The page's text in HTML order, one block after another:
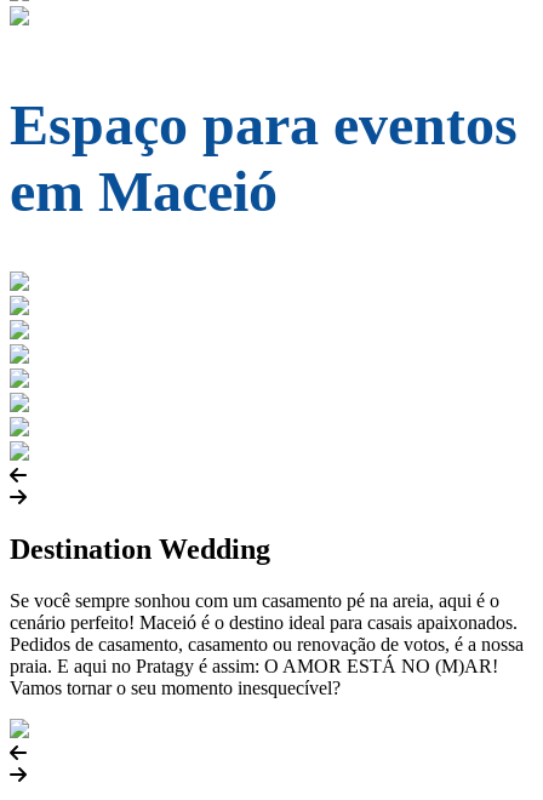
Espaço para eventos
em Maceió
Destination Wedding
Se você sempre sonhou com um casamento pé na areia, aqui é o
cenário perfeito! Maceió é o destino ideal para casais apaixonados.
Pedidos de casamento, casamento ou renovação de votos, é a nossa
praia. E aqui no Pratagy é assim: O AMOR ESTÁ NO (M)AR!
Vamos tornar o seu momento inesquecível?